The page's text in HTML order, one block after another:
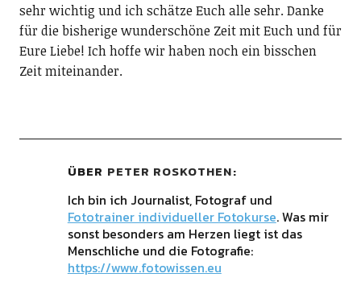
sehr wichtig und ich schätze Euch alle sehr. Danke
für die bisherige wunderschöne Zeit mit Euch und für
Eure Liebe! Ich hoffe wir haben noch ein bisschen
Zeit miteinander.
ÜBER PETER ROSKOTHEN
Ich bin ich Journalist, Fotograf und
Fototrainer individueller Fotokurse. Was mir
sonst besonders am Herzen liegt ist das
Menschliche und die Fotografie:
https://www.fotowissen.eu